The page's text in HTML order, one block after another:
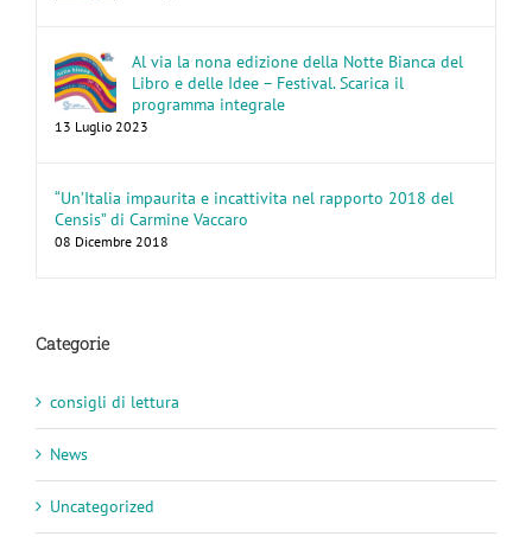
Al via la nona edizione della Notte Bianca del
Libro e delle Idee – Festival. Scarica il
programma integrale
13 Luglio 2023
“Un’Italia impaurita e incattivita nel rapporto 2018 del
Censis” di Carmine Vaccaro
08 Dicembre 2018
Categorie
consigli di lettura
News
Uncategorized